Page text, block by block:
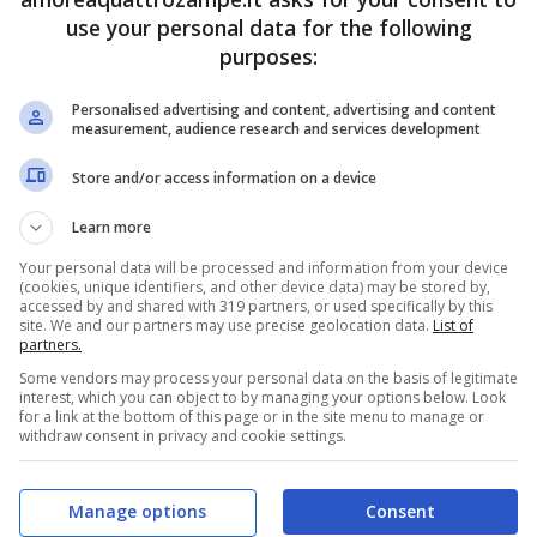
gatto durante l’infanzia.
scientifica né tanto meno dalle autorità sanitarie
può essere contratta non solo attraverso
cotti a sufficienza.
ancora provato. Molte ricerche hanno evidenziato
ad esempio l’eterna discussione tra chisostiene
aiuta a dormire meglio
in tema saliva del cane: da una parte c’è chi sostiene
alcuni ricercatori hanno indicato i poteri
use your personal data for the following
purposes:
Personalised advertising and content, advertising and content
measurement, audience research and services development
Store and/or access information on a device
Learn more
Your personal data will be processed and information from your device
(cookies, unique identifiers, and other device data) may be stored by,
accessed by and shared with 319 partners, or used specifically by this
site. We and our partners may use precise geolocation data. List of
partners.
Some vendors may process your personal data on the basis of legitimate
interest, which you can object to by managing your options below. Look
for a link at the bottom of this page or in the site menu to manage or
withdraw consent in privacy and cookie settings.
Consent
Manage options